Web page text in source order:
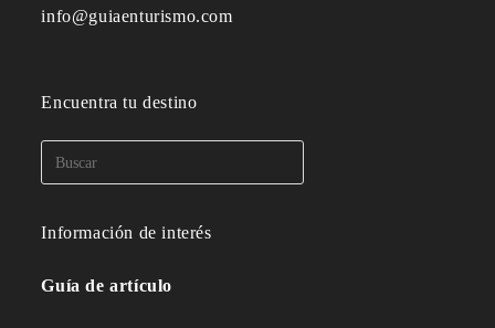
info@guiaenturismo.com
Encuentra tu destino
Información de interés
Guía de artículo